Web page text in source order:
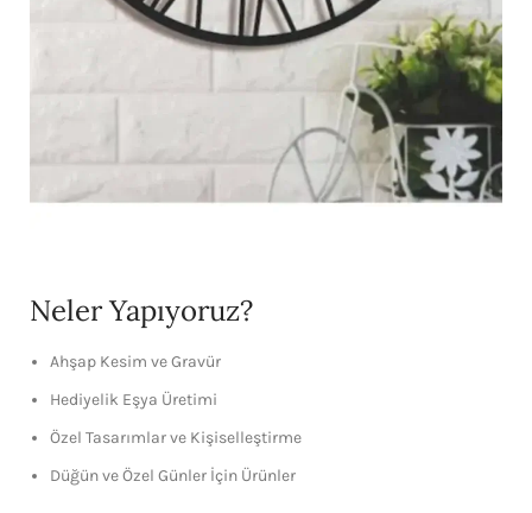
Neler Yapıyoruz?
Ahşap Kesim ve Gravür
Hediyelik Eşya Üretimi
Özel Tasarımlar ve Kişiselleştirme
Düğün ve Özel Günler İçin Ürünler